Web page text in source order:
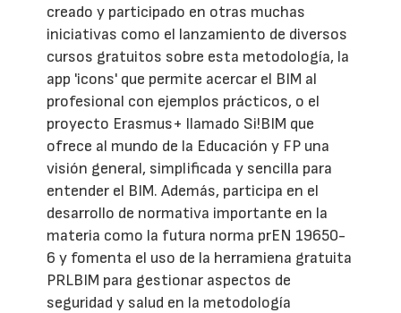
creado y participado en otras muchas
iniciativas como el lanzamiento de diversos
cursos gratuitos sobre esta metodología, la
app 'icons' que permite acercar el BIM al
profesional con ejemplos prácticos, o el
proyecto Erasmus+ llamado Si!BIM que
ofrece al mundo de la Educación y FP una
visión general, simplificada y sencilla para
entender el BIM. Además, participa en el
desarrollo de normativa importante en la
materia como la futura norma prEN 19650-
6 y fomenta el uso de la herramiena gratuita
PRLBIM para gestionar aspectos de
seguridad y salud en la metodología